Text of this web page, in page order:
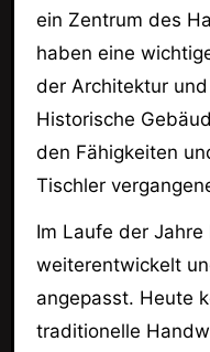
ein Zentrum des
haben eine
der Architektur
Historische
den Fähigkeiten
Tischler
Im Laufe der
weiterentwickelt
angepasst. Heute
traditionelle